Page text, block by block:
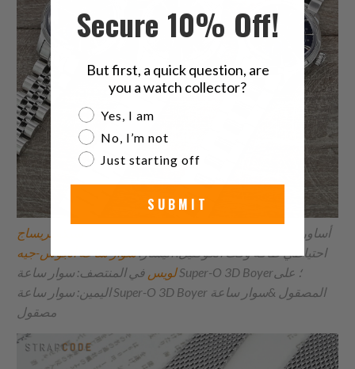
أساور ساعات مصممة خصيصًا لتناسب احتياجاتك
سيكو بريساج
احتياطي طاقة وقت الكوكتيل. اليسار:سوار ساعة أنجوس-جيه
لويس في المنتصف: سوار ساعة Super-O 3D Boyer؛ على
اليمين: سوار ساعة Super-O 3D Boyer المصقول &سوار ساعة
مصقول
Secure 10% Off!
But first, a quick question, are
you a watch collector?
Are you a watch collector?
Yes, I am
No, I’m not
Just starting off
SUBMIT